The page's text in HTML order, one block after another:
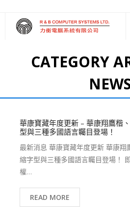
‧ 雲端應用
CATEGORY
華康寶藏年度更新 – 華康翔鷹楷
型與三種多國語言矚目登場！
最新消息 華康寶藏年度更新 華康翔
縮字型與三種多國語言矚目登場！
權…
READ MORE